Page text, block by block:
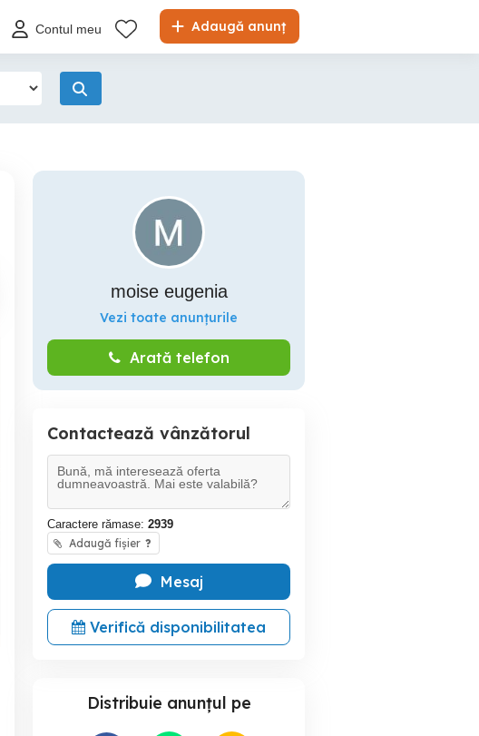
Adaugă anunț
Contul meu
moise eugenia
Vezi toate anunțurile
Arată telefon
Contactează vânzătorul
Caractere rămase: 2939
Adaugă fișier ?
Mesaj
Verifică disponibilitatea
Distribuie anunțul pe